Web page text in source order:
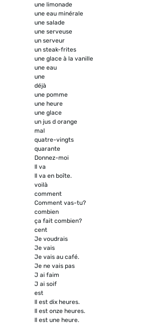
une limonade
une eau minérale
une salade
une serveuse
un serveur
un steak-frites
une glace à la vanille
une eau
une
déjà
une pomme
une heure
une glace
un jus d orange
mal
quatre-vingts
quarante
Donnez-moi
Il va
Il va en boîte.
voilà
comment
Comment vas-tu?
combien
ça fait combien?
cent
Je voudrais
Je vais
Je vais au café.
Je ne vais pas
J ai faim
J ai soif
est
Il est dix heures.
Il est onze heures.
Il est une heure.